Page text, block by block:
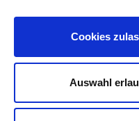
Cookies
Auswahl
05205